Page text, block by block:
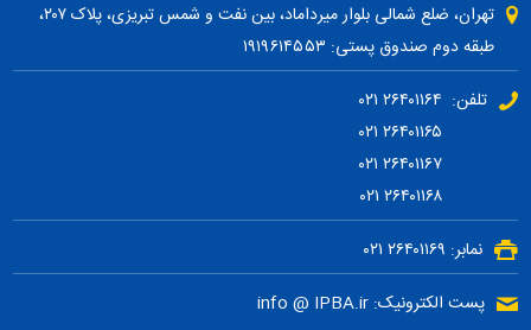
تهران، ضلع شمالی بلوار میرداماد، بین نفت و شمس تبریزی، پلاک ۲۰۷،
طبقه دوم صندوق پستی: ۱۹۱۹۶۱۴۵۵۳
تلفن: ۲۶۴۰۱۱۶۴ ۰۲۱
۲۶۴۰۱۱۶۷ ۰۲۱
۲۶۴۰۱۱۶۸ ۰۲۱
نمابر: ۲۶۴۰۱۱۶۹ ۰۲۱
پست الکترونیک: info @ IPBA.ir